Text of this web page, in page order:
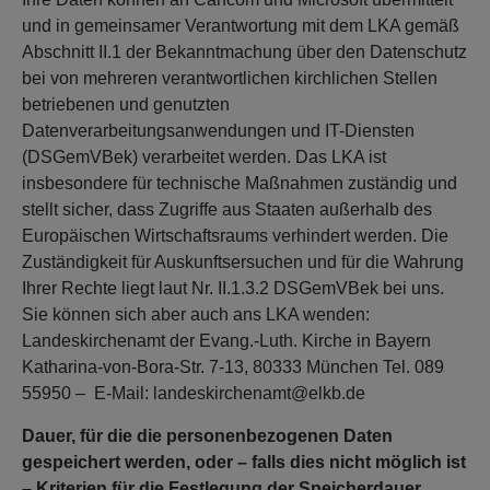
und in gemeinsamer Verantwortung mit dem LKA gemäß
Abschnitt II.1 der Bekanntmachung über den Datenschutz
bei von mehreren verantwortlichen kirchlichen Stellen
betriebenen und genutzten
Datenverarbeitungsanwendungen und IT-Diensten
(DSGemVBek) verarbeitet werden. Das LKA ist
insbesondere für technische Maßnahmen zuständig und
stellt sicher, dass Zugriffe aus Staaten außerhalb des
Europäischen Wirtschaftsraums verhindert werden. Die
Zuständigkeit für Auskunftsersuchen und für die Wahrung
Ihrer Rechte liegt laut Nr. II.1.3.2 DSGemVBek bei uns.
Sie können sich aber auch ans LKA wenden:
Landeskirchenamt der Evang.-Luth. Kirche in Bayern
Katharina-von-Bora-Str. 7-13, 80333 München Tel. 089
55950 – E-Mail: landeskirchenamt@elkb.de
Dauer, für die die personenbezogenen Daten
gespeichert werden, oder – falls dies nicht möglich ist